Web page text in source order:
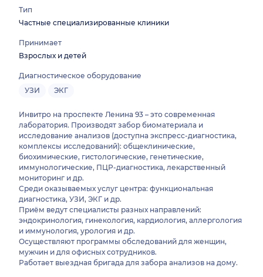
Тип
Частные специализированные клиники
Принимает
Взрослых и детей
Диагностическое оборудование
УЗИ
ЭКГ
Инвитро на проспекте Ленина 93 – это современная
лаборатория. Производят забор биоматериала и
исследование анализов (доступна экспресс-диагностика,
комплексы исследований): общеклинические,
биохимические, гистологические, генетические,
иммунологические, ПЦР-диагностика, лекарственный
мониторинг и др.
Среди оказываемых услуг центра: функциональная
диагностика, УЗИ, ЭКГ и др.
Приём ведут специалисты разных направлений:
эндокринология, гинекология, кардиология, аллергология
и иммунология, урология и др.
Осуществляют программы обследований для женщин,
мужчин и для офисных сотрудников.
Работает выездная бригада для забора анализов на дому.